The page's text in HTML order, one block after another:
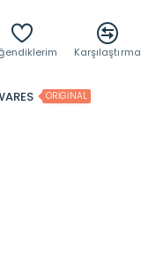
Karşılaştırma
ORIGINAL